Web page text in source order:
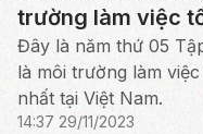
trường làm việc
Đây là năm thứ 05
là môi trường làm
nhất tại Việt Nam.
14:37 29/11/2023